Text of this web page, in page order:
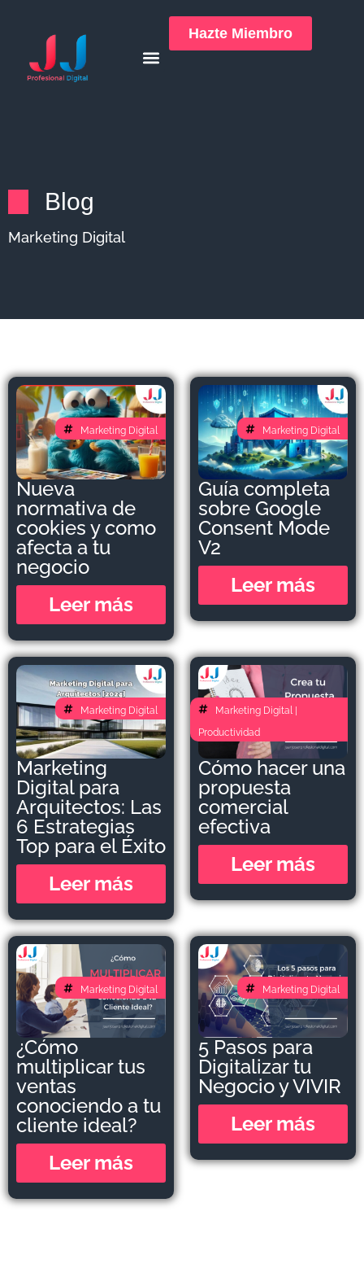
Hazte Miembro
Blog
Marketing Digital
Nueva
normativa de
cookies y como
afecta a tu
negocio
Marketing Digital
Leer más
Guía completa
sobre Google
Consent Mode
V2
Marketing Digital
Leer más
Marketing
Digital para
Arquitectos: Las
6 Estrategias
Top para el Éxito
Marketing Digital
Leer más
Cómo hacer una
propuesta
comercial
efectiva
Marketing Digital |
Productividad
Leer más
¿Cómo
multiplicar tus
ventas
conociendo a tu
cliente ideal?
Marketing Digital
Leer más
5 Pasos para
Digitalizar tu
Negocio y VIVIR
Marketing Digital
Leer más